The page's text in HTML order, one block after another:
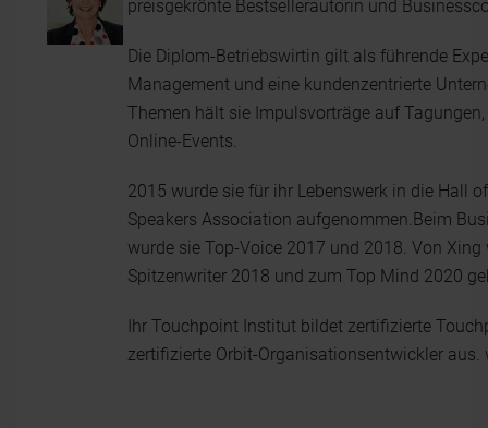
preisgekrönte Bestsellerautorin und
Die Diplom-Betriebswirtin gilt als führende
Management und eine kundenzentrierte
Themen hält sie Impulsvorträge auf
Online-Events.
2015 wurde sie für ihr Lebenswerk in die Hall
Speakers Association aufgenommen.Beim
wurde sie Top-Voice 2017 und 2018. Von Xing
Spitzenwriter 2018 und zum Top Mind 2020
Ihr Touchpoint Institut bildet zertifizierte
zertifizierte Orbit-Organisationsentwickler aus.